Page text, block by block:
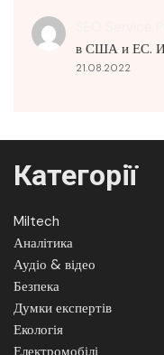
в США и ЕС.
21.08.2022
Категорії
Miltech
Аналітика
Аудіо & відео
Безпека
Думки експертів
Екологія